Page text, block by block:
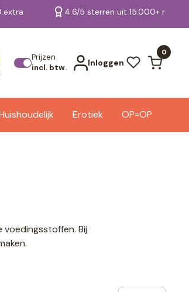
4.6/5 sterren uit 15.000+
Prijzen
incl. btw.
Inloggen
0
Erotiek OP=OP
Bekijk alle resultaten
voedingsstoffen. Bij